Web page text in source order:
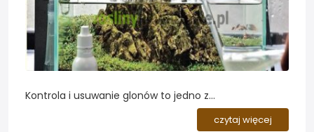
Kontrola i usuwanie glonów to jedno z
najważniejszych zagadnień w dziedzinie opieki nad
akwarium. Występuje wiele gatunków glonów, z
czytaj więcej